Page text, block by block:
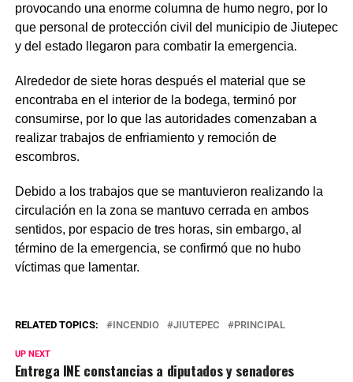
provocando una enorme columna de humo negro, por lo
que personal de protección civil del municipio de Jiutepec
y del estado llegaron para combatir la emergencia.
Alrededor de siete horas después el material que se
encontraba en el interior de la bodega, terminó por
consumirse, por lo que las autoridades comenzaban a
realizar trabajos de enfriamiento y remoción de
escombros.
Debido a los trabajos que se mantuvieron realizando la
circulación en la zona se mantuvo cerrada en ambos
sentidos, por espacio de tres horas, sin embargo, al
término de la emergencia, se confirmó que no hubo
víctimas que lamentar.
RELATED TOPICS: INCENDIO JIUTEPEC PRINCIPAL
UP NEXT
Entrega INE constancias a diputados y senadores